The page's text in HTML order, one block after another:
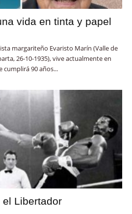
vida en tinta y papel
margariteño Evaristo Marín (Valle de
26-10-1935), vive actualmente en
cumplirá 90 años...
Libertador